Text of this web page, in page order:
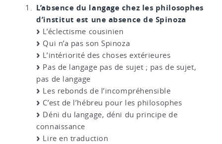
L’absence du langage chez les philosophes
d’institut est une absence de Spinoza
L’éclectisme cousinien
Qui n’a pas son Spinoza
L’intériorité des choses extérieures
Pas de langage pas de sujet ; pas de sujet,
pas de langage
Les rebonds de l’incompréhensible
C’est de l’hébreu pour les philosophes
Déni du langage, déni du principe de
connaissance
Lire en traduction